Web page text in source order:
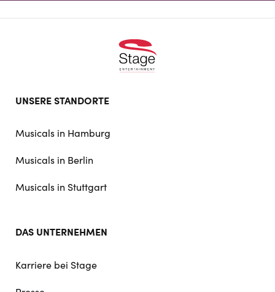
doormat
UNSERE STANDORTE
Musicals in Hamburg
Musicals in Berlin
Musicals in Stuttgart
DAS UNTERNEHMEN
Karriere bei Stage